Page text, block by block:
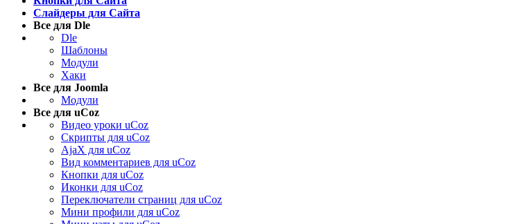
Слайдеры для Сайта
Все для Dle
Dle
Шаблоны
Модули
Хаки
Все для Joomla
Модули
Все для uCoz
Видео уроки uCoz
Скрипты для uCoz
AjaX для uCoz
Вид комментариев для uCoz
Кнопки для uCoz
Иконки для uCoz
Переключатели страниц для uCoz
Мини профили для uCoz